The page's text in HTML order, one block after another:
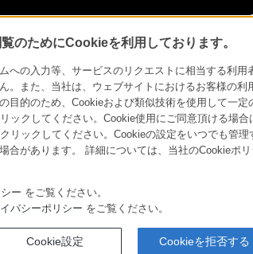
ラ α（アルファ） α（アルファ）使いかた動画
問い合わせ
方法
のためにCookieを利用しております。
への入力等、サービスのリクエストに相当する利
。また、当社は、ウェブサイトにおけるお客様の
目的のため、Cookieおよび類似技術を使用して一
ックしてください。Cookie使用にご同意頂ける場
リックしてください。Cookieの設定をいつでも管
合があります。 詳細については、当社のCookieポ
ー をご覧ください。
バシーポリシー をご覧ください。
Cookie設定 Cookieを拒否する